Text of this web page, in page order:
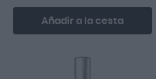
Añadir a la cesta